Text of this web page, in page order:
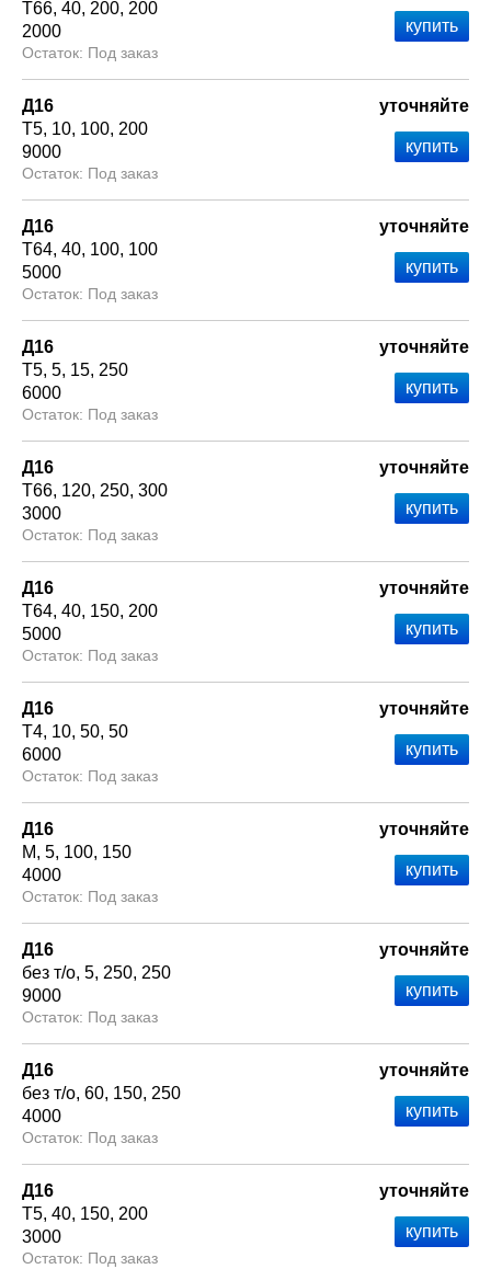
Т66 40 200 200
2000
Под заказ
Д16
Т5 10 100 200
9000
Под заказ
уточняйте
Д16
Т64 40 100 100
5000
Под заказ
уточняйте
Д16
Т5 5 15 250
6000
Под заказ
уточняйте
Д16
Т66 120 250 300
3000
Под заказ
уточняйте
Д16
Т64 40 150 200
5000
Под заказ
уточняйте
Д16
Т4 10 50 50
6000
Под заказ
уточняйте
Д16
М 5 100 150
4000
Под заказ
уточняйте
Д16
без т/о 5 250 250
9000
Под заказ
уточняйте
Д16
без т/о 60 150 250
4000
Под заказ
уточняйте
Д16
Т5 40 150 200
3000
Под заказ
уточняйте